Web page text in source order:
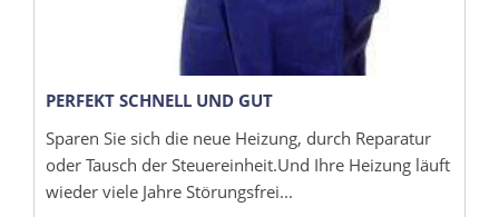
PERFEKT SCHNELL UND GUT
Sparen Sie sich die neue Heizung, durch Reparatur
oder Tausch der Steuereinheit.Und Ihre Heizung läuft
wieder viele Jahre Störungsfrei...